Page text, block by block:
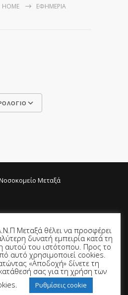
HOME ΕΦΗΜΕΡΙΑ
Μεταξά
Μεταξά θέλει να προσφέρει
δυνατή εμπειρία κατά τη
αυτού του ιστότοπου. Προς το
αυτό χρησιμοποιεί cookies.
«Αποδοχή» δίνετε τη
σας για τη χρήση των
Ρυθμίσεις cookie